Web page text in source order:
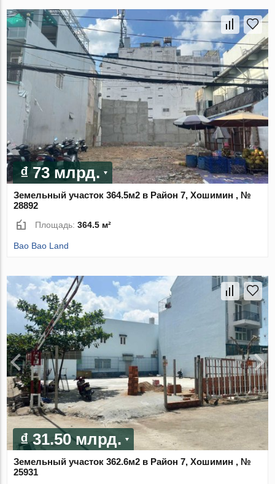
₫ 73 млрд.
Земельный участок 364.5м2 в Район 7, Хошимин , №
28892
Площадь:364.5 м²
Bao Bao Land
₫ 31.50 млрд.
Земельный участок 362.6м2 в Район 7, Хошимин , №
25931